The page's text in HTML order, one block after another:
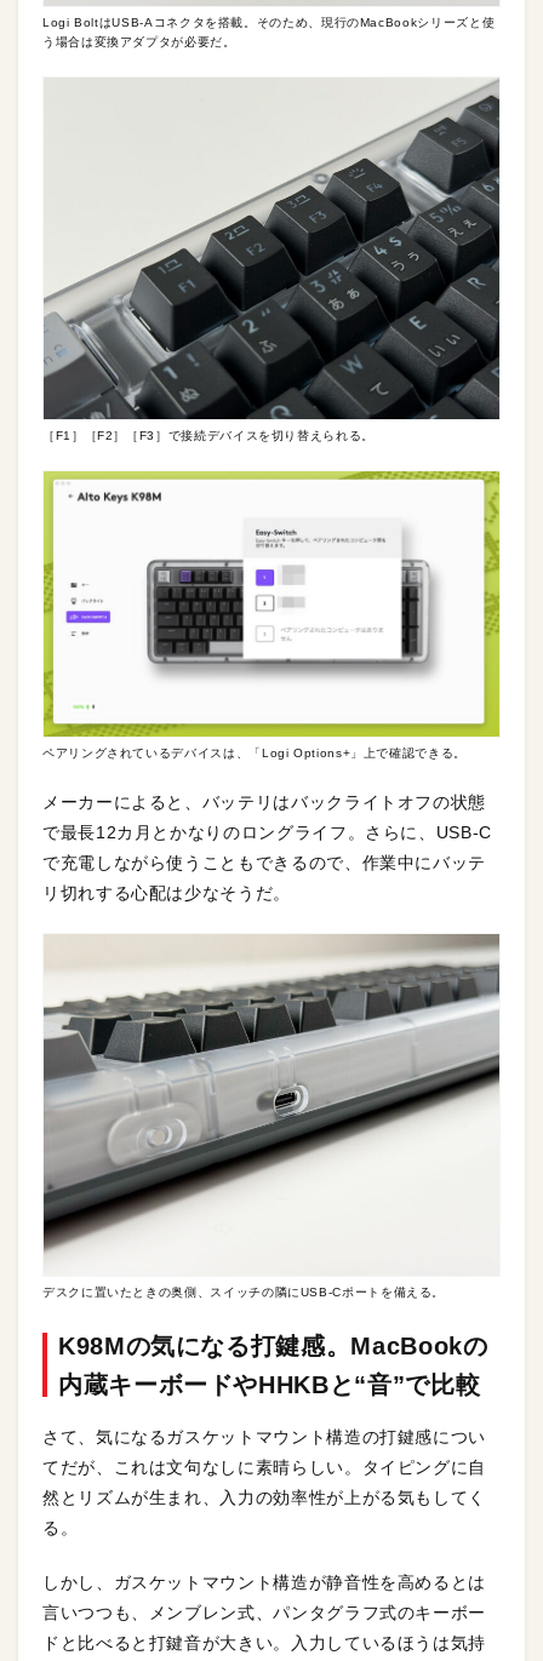
Logi BoltはUSB-Aコネクタを搭載。そのため、現行のMacBookシリーズと使
う場合は変換アダプタが必要だ。
［F1］［F2］［F3］で接続デバイスを切り替えられる。
ペアリングされているデバイスは、「Logi Options+」上で確認できる。
メーカーによると、バッテリはバックライトオフの状態
で最長12カ月とかなりのロングライフ。さらに、USB‑C
で充電しながら使うこともできるので、作業中にバッテ
リ切れする心配は少なそうだ。
デスクに置いたときの奥側、スイッチの隣にUSB-Cポートを備える。
K98Mの気になる打鍵感。MacBookの
内蔵キーボードやHHKBと“音”で比較
さて、気になるガスケットマウント構造の打鍵感につい
てだが、これは文句なしに素晴らしい。タイピングに自
然とリズムが生まれ、入力の効率性が上がる気もしてく
る。
しかし、ガスケットマウント構造が静音性を高めるとは
言いつつも、メンブレン式、パンタグラフ式のキーボー
ドと比べると打鍵音が大きい。入力しているほうは気持